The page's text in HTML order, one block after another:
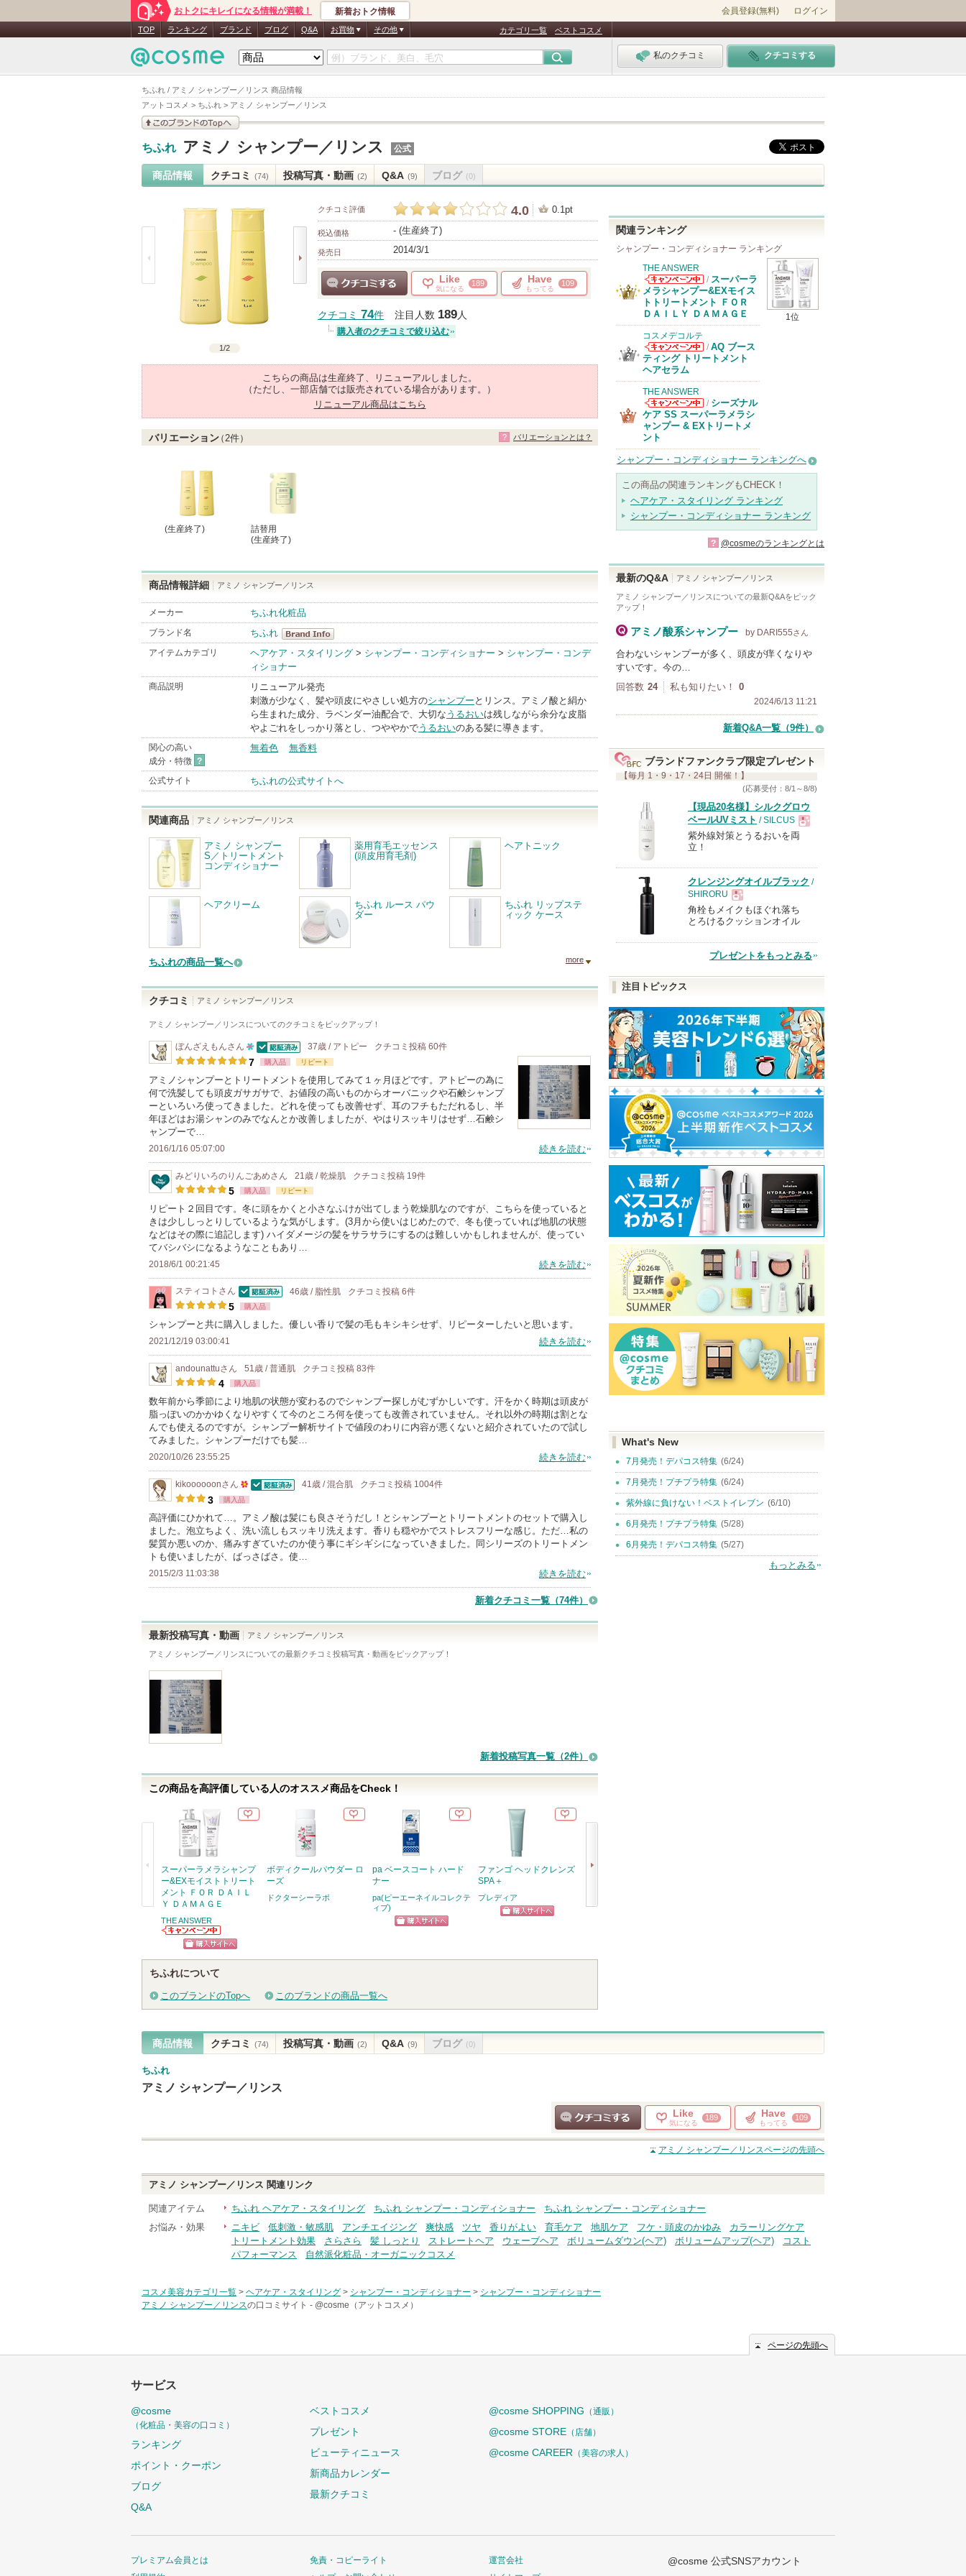
ちふれ / アミノ シャンプー／リンス 商品情報
アットコスメ > ちふれ > アミノ シャンプー／リンス
おトクにキレイになる情報が満載！ 新着おトク情報 会員登録(無料) ログイン
TOP ランキング ブランド ブログ Q&A お買物 その他 カテゴリ一覧 ベストコスメ
私のクチコミ クチコミする
このブランドの情報を
見る
ちふれ アミノ シャンプー／リンス 公式
商品情報 クチコミ (74) 投稿写真・動画 (2) Q&A (9) ブログ (0)
1/2
クチコミ評価 4.0 0.1pt
税込価格 - (生産終了)
発売日 2014/3/1
Like
気になる
189 Have
もってる
109
クチコミ 74件 注目人数 189人
購入者のクチコミで絞り込む
こちらの商品は生産終了、リニューアルしました。
（ただし、一部店舗では販売されている場合があります。）
リニューアル商品はこちら
バリエーション（2件）
(生産終了)
詰替用
(生産終了)
バリエーションとは？
商品情報詳細 アミノ シャンプー／リンス
メーカー ちふれ化粧品
ブランド名
ちふれ
ちふれ
BrandInfo
アイテムカテゴリ ヘアケア・スタイリング > シャンプー・コンディショナー > シャンプー・コンデ
ィショナー
商品説明
リニューアル発売
刺激が少なく、髪や頭皮にやさしい処方のシャンプー とリンス。アミノ酸と絹か
ら生まれた成分、ラベンダー油配合で、大切な うるおいは残しながら余分な皮脂
やよごれをしっかり落とし、つややかでうるおいのある髪に導きます。
関心の高い
成分・特徴 ?
無着色 無香料
公式サイト ちふれの公式サイトへ
関連商品 アミノ シャンプー／リンス
アミノ シャンプー
S／トリートメント
コンディショナー
薬用育毛エッセンス
(頭皮用育毛剤)
ヘアトニック
ヘアクリーム
ちふれ ルース パウ
ダー
ちふれ リップステ
ィック ケース
ちふれの商品一覧へ more
クチコミ アミノ シャンプー／リンス
アミノ シャンプー／リンス についてのクチコミをピックアップ！
ぼんざえもんさん
10
人
以
上
ン
バ
ー
に
お
気
り
れ
て
い
ま
す
認証済
37歳 / アトピー クチコミ投稿 60件
7 購入品 リピート
アミノシャンプーとトリートメントを使用してみて１ヶ月ほどです。アトピーの為に
何で洗髪しても頭皮ガサガサで、お値段の高いものからオーバニックや石鹸シャンプ
ーといろいろ使ってきました。どれを使っても改善せず、耳のフチもただれるし、半
年ほどはお湯シャンのみでなんとか改善しましたが、やはりスッキリはせず…石鹸シ
ャンプーで…
2016/1/16 05:07:00 続きを読む
みどりいろのりんごあめさん 21歳 / 乾燥肌 クチコミ投稿 19件
5 購入品 リピート
リピート２回目です。冬に頭をかくと小さなふけが出てしまう乾燥肌なのですが、こちらを使っていると
きは少ししっとりしているような気がします。(3月から使いはじめたので、冬も使っていれば地肌の状態
などはその際に追記します) ハイダメージの髪をサラサラにするのは難しいかもしれませんが、使ってい
てバシバシになるようなこともあり…
2018/6/1 00:21:45 続きを読む
スティコト さん
認証済
46歳 / 脂性肌 クチコミ投稿 6件
5 購入品
シャンプーと共に購入しました。優しい香りで髪の毛もキシキシせず、リピーターしたいと思います。
2021/12/19 03:00:41 続きを読む
andounattuさん 51歳 / 普通肌 クチコミ投稿 83件
4 購入品
数年前から季節により地肌の状態が変わるのでシャンプー探しがむずかしいです。汗をかく時期は頭皮が
脂っぽいのかかゆくなりやすくて今のところ何を使っても改善されていません。それ以外の時期は割とな
んでも使えるのですが。シャンプー解析サイトで値段のわりに内容が悪くないと紹介されていたので試し
てみました。シャンプーだけでも髪…
2020/10/26 23:55:25 続きを読む
kikoooooonさん
50
人
以
上
ー
に
録
さ
れ
て
す
41歳 / 混合肌 クチコミ投稿 1004件
3 購入品
高評価にひかれて…。アミノ酸は髪にも良さそうだし！とシャンプーとトリートメントのセットで購入し
ました。泡立ちよく、洗い流しもスッキリ洗えます。香りも穏やかでストレスフリーな感じ。ただ…私の
髪質か悪いのか、痛みすぎていたのか使う事にギシギシになっていきました。同シリーズのトリートメン
トも使いましたが、ばっさばさ。使…
2015/2/3 11:03:38 続きを読む
新着クチコミ一覧 （74件）
最新投稿写真・動画 アミノ シャンプー／リンス
アミノ シャンプー／リンス についての最新クチコミ投稿写真・動画をピックアップ！
新着投稿写真一覧（2件）
この商品を高評価している人のオススメ商品をCheck！
スーパーラメラシャンプ
ー&EXモイストトリート
メント ＦＯＲ ＤＡＩＬ
Ｙ ＤＡＭＡＧＥ
THE ANSWER
THE ANSWERか
らのお知らせが
ありますショッピン
グサイトへ
ボディクールパウダー ロ
ーズ
ドクターシーラボ
pa ベースコート ハード
ナー
pa(ピーエーネイルコレクテ
ィブ)
ファンゴ ヘッドクレンズ
SPA＋
プレディア
シルキーバームスティッ
ちふれについて
このブランドのTopへ このブランドの商品一覧へ
関連ランキング
シャンプー・コンディショナー ランキング
1位
THE ANSWER
THE ANSWER
からのお知らせ
があります
/ スーパーラ
メラシャンプー&EXモイス
トトリートメント ＦＯＲ
ＤＡＩＬＹ ＤＡＭＡＧＥ
コスメデコルテ
コスメデコルテ
からのお知らせ
/ AQ ブース
ティング トリートメント
ヘアセラム
THE ANSWER
THE ANSWER
からのお知らせ
があります
/ シーズナル
ケア SS スーパーラメラシ
ャンプー & EXトリートメ
ント
シャンプー・コンディショナー ランキングへ
この商品の関連ランキングもCHECK！
ヘアケア・スタイリング ランキング
シャンプー・コンディショナー ランキング
? @cosmeのランキングとは
最新のQ&A アミノ シャンプー／リンス
アミノ シャンプー／リンス についての最新Q&Aをピック
アップ！
アミノ酸系シャンプー by DARI555さん
合わないシャンプーが多く、頭皮が痒くなりや
すいです。今の…
回答数 24 私も知りたい！ 0
2024/6/13 11:21
新着Q&A一覧（9件）
ブランドファンクラブ限定プレゼント
【毎月 1・9・17・24日 開催！】
(応募受付：8/1～8/8)
【現品20名様】シルクグロウ
ベールUVミスト / SILCUS
現
品
紫外線対策とうるおいを両
立！
クレンジングオイルブラック /
SHIRORU
現
品
角栓もメイクもほぐれ落ち
とろけるクッションオイル
プレゼントをもっとみる
注目トピックス
What's New
7月発売！デパコス特集 (6/24)
7月発売！プチプラ特集 (6/24)
紫外線に負けない！ベストイレブン (6/10)
6月発売！プチプラ特集 (5/28)
6月発売！デパコス特集 (5/27)
もっとみる
商品情報 クチコミ (74) 投稿写真・動画 (2) Q&A (9) ブログ (0)
ちふれ
アミノ シャンプー／リンス
クチコミする
Like
気になる
189 Have
もってる
109
アミノ シャンプー／リンスページの先頭へ
アミノ シャンプー／リンス 関連リンク
関連アイテム ちふれ ヘアケア・スタイリング ちふれ シャンプー・コンディショナー
ちふれ シャンプー・コンディショナー
お悩み・効果
ニキビ 低刺激・敏感肌 アンチエイジング 爽快感 ツヤ 香りがよい 育毛ケア 地肌ケア フケ・頭皮のかゆみ
カラーリングケア
トリートメント効果
さらさら 髪 しっとり ストレートヘア ウェーブヘア ボリュームダウン(ヘア) ボリュームアップ(ヘア)
コスト
パフォーマンス
自然派化粧品・オーガニックコスメ
コスメ美容カテゴリ一覧 > ヘアケア・スタイリング > シャンプー・コンディショナー > シャンプー・コンディショナー
アミノ シャンプー／リンスの口コミサイト - @cosme（アットコスメ）
ページの先頭へ
サービス
@cosme
（化粧品・美容の口コミ）
ランキング
ポイント・クーポン
ブログ
Q&A
ベストコスメ
プレゼント
ビューティニュース
新商品カレンダー
最新クチコミ
@cosme SHOPPING （通販）
@cosme STORE （店舗）
@cosme CAREER （美容の求人）
プレミアム会員とは
免責・コピーライト
運営会社
@cosme 公式SNSアカウント